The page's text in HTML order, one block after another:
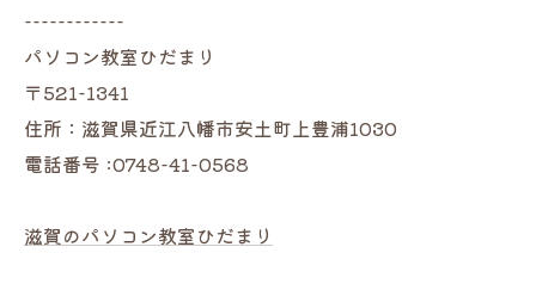
------------
パソコン教室ひだまり
〒521-1341
住所：滋賀県近江八幡市安土町上豊浦1030
電話番号 :0748-41-0568
滋賀のパソコン教室ひだまり